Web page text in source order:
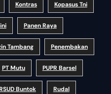
Kontras Kopasus Tni
Panen Raya
Tambang Penembakan
PT Mutu PUPR Barsel
Buntok Rudal